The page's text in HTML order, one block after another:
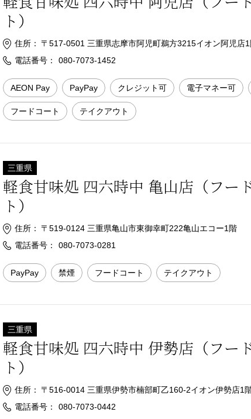
ト）
住所：
〒517-0501 三重県志摩市阿児町鵜方3215イオン阿児店
電話番号：
080-7073-1452
AEON Pay PayPay クレジット可 電子マネー可
フードコート テイクアウト
三重県
軽食甘味処 四六時中 亀山店（フー
ト）
住所：
〒519-0124 三重県亀山市東御幸町222亀山エコー1階
電話番号：
080-7073-0281
PayPay 禁煙 フードコート テイクアウト
三重県
軽食甘味処 四六時中 伊勢店（フー
ト）
住所：
〒516-0014 三重県伊勢市楠部町乙160-2イオン伊勢店1
電話番号：
080-7073-0442